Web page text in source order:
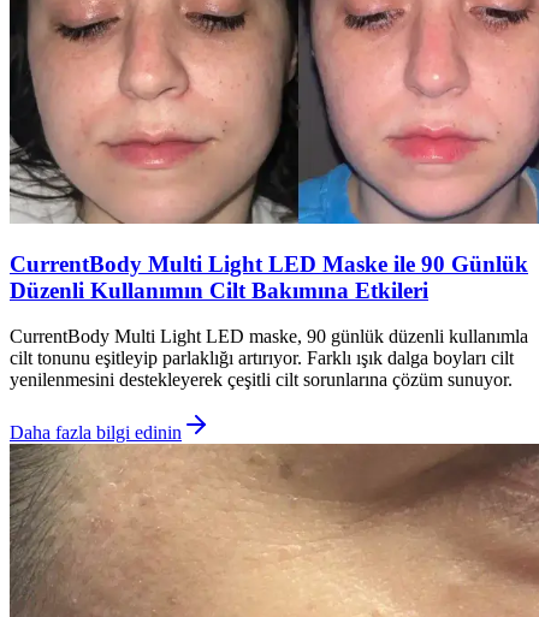
CurrentBody Multi Light LED Maske ile 90 Günlük
Düzenli Kullanımın Cilt Bakımına Etkileri
CurrentBody Multi Light LED maske, 90 günlük düzenli kullanımla
cilt tonunu eşitleyip parlaklığı artırıyor. Farklı ışık dalga boyları cilt
yenilenmesini destekleyerek çeşitli cilt sorunlarına çözüm sunuyor.
Daha fazla bilgi edinin